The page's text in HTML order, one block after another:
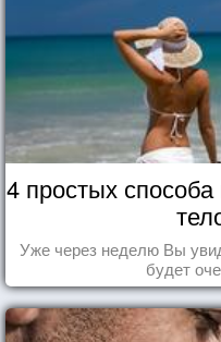
4 простых способа
Уже через неделю Вы
будет